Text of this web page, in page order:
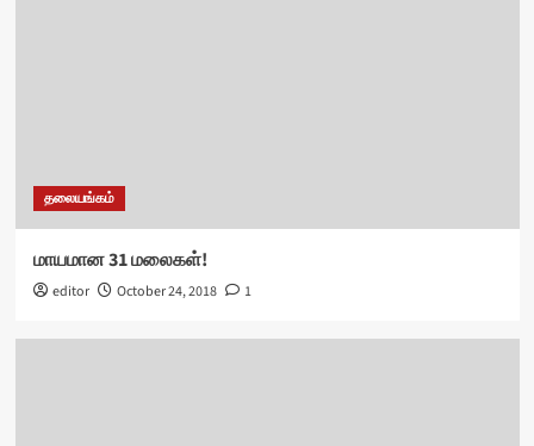
தலையங்கம்
மாயமான 31 மலைகள்!
editor October 24, 2018 1